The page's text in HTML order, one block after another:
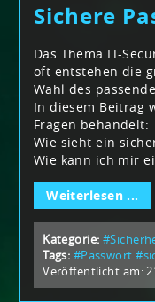
Sichere
Das Thema IT-
oft entstehen die
Wahl des
In diesem Beitrag
Fragen behandelt:
Wie sieht ein
Wie kann ich mir
Weiterlesen ...
Kategorie:
Tags: #Passwort
Veröffentlicht am: